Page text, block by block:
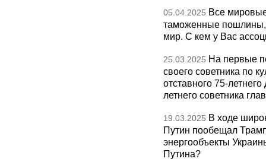
05.04.2025 Все
таможенные пошлины,
мир. С кем у Вас
25.03.2025 На первые
своего советника по
отставного 75-
летнего советника
19.03.2025 В ходе
Путин пообещал
энергообъекты
Путина?